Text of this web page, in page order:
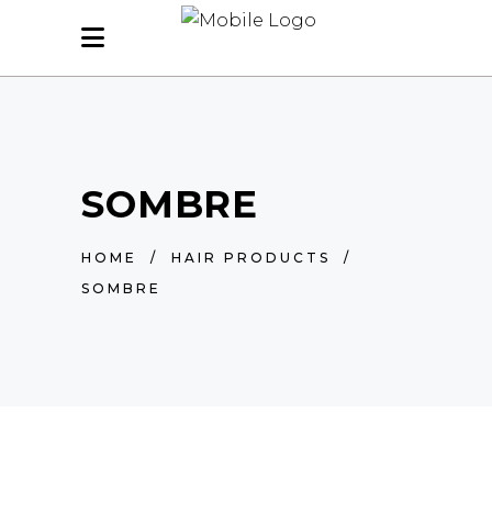
SOMBRE
HOME / HAIR PRODUCTS
/
SOMBRE